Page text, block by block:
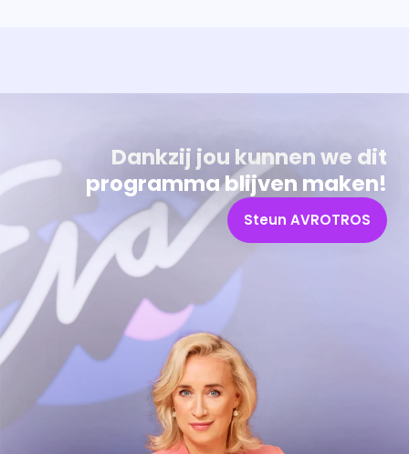
Dankzij jou kunnen we dit
programma blijven maken!
Steun AVROTROS